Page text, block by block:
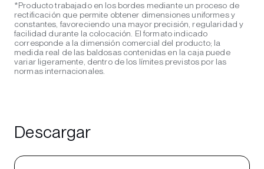
*Producto trabajado en los bordes mediante un proceso de
rectificación que permite obtener dimensiones uniformes y
constantes, favoreciendo una mayor precisión, regularidad y
facilidad durante la colocación. El formato indicado
corresponde a la dimensión comercial del producto; la
medida real de las baldosas contenidas en la caja puede
variar ligeramente, dentro de los límites previstos por las
normas internacionales.
Descargar